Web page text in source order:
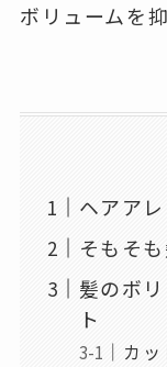
ボリュームを
ヘアア
そもそ
髪のボ
ト
カ